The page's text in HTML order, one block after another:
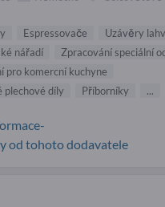
Espressovače
Uzávěry
nářadí
Zpracování speciální
pro komercní kuchyne
plechové díly
Příborníky ...
od tohoto dodavatele